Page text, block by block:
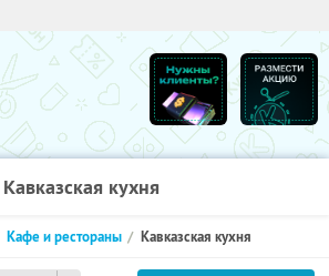
Кавказская кухня
Кафе и рестораны Кавказская кухня